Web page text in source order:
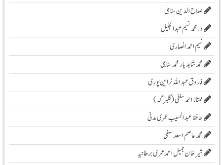
صلاح الدین سنابلی
د. محمد نسیم عبد الجلیل
نسیم احمد انصاری
محمد شاہد یار محمد سنابلی
فاروق عبد اللہ نراین پوری
ممتاز احمد سلفی (گلبرگہ)
حافظ عبدالحسیب عمری مدنی
محمد عاصم اسعد سلفی
شیرخان جمیل احمد عمری برطانیہ